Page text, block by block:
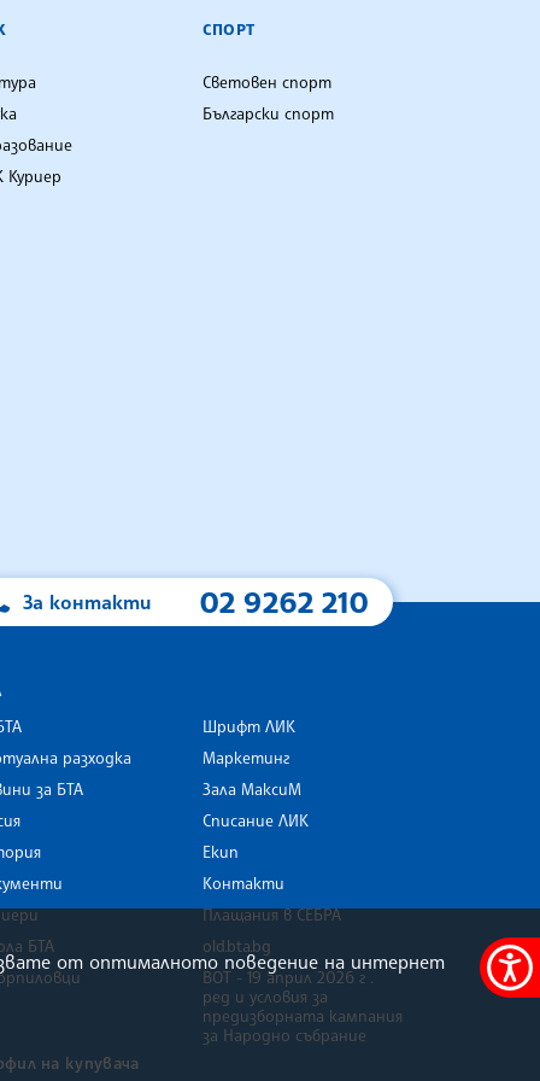
Меню
Куриер
СПОРТ
Световен спорт
Български спорт
За контакти 02 9262 210
разходка
за БТА
БТА
Шрифт ЛИК
Маркетинг
Зала МаксиМ
Списание ЛИК
Екип
Контакти
Плащания в СЕБРА
old.bta.bg
ВОТ - 19 април 2026 г .
ред и условия за
предизборната кампания
за Народно събрание
на купувача
от оптималното поведение на интернет